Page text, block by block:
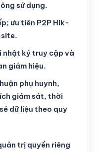
sử dụng.
ưu tiên P2P Hik-
nhật ký truy cập và
giám hiệu.
phụ huynh,
giám sát, thời
dữ liệu theo quy
trị quyền riêng